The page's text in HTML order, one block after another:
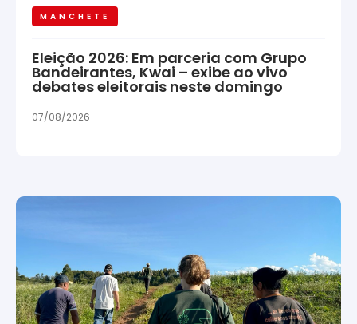
MANCHETE
Eleição 2026: Em parceria com Grupo
Bandeirantes, Kwai – exibe ao vivo
debates eleitorais neste domingo
07/08/2026